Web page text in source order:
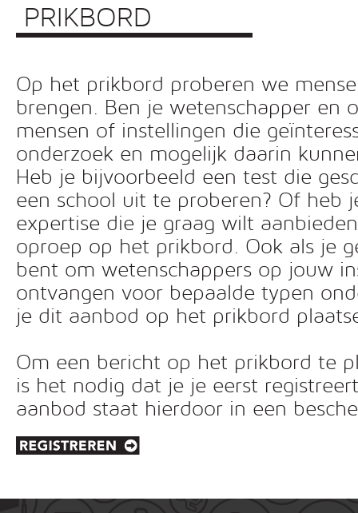
PRIKBORD
Op het prikbord proberen we
brengen. Ben je wetenschapper en
mensen of instellingen die
onderzoek en mogelijk daarin
Heb je bijvoorbeeld een test die
een school uit te proberen? Of heb
expertise die je graag wilt
oproep op het prikbord. Ook als je
bent om wetenschappers op jouw
ontvangen voor bepaalde typen
je dit aanbod op het prikbord
Om een bericht op het prikbord te
is het nodig dat je je eerst
aanbod staat hierdoor in een